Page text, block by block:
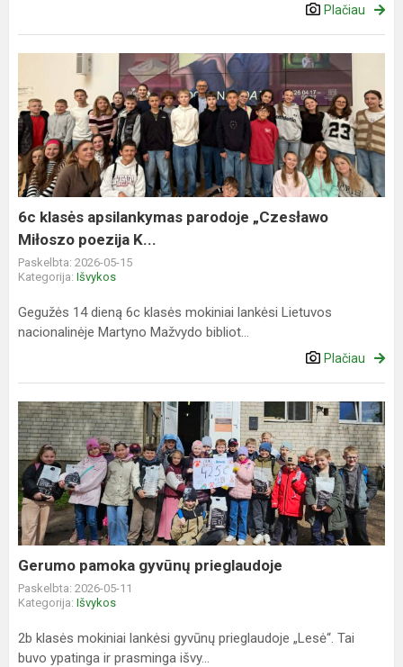
Plačiau
klasės
apsilankymas
parodoje
„Czesławo
Miłoszo
poezija
K...
6c klasės apsilankymas parodoje „Czesławo
Miłoszo poezija K...
Paskelbta: 2026-05-15
Kategorija: Išvykos
Gegužės 14 dieną 6c klasės mokiniai lankėsi Lietuvos
nacionalinėje Martyno Mažvydo bibliot...
Plačiau
Gerumo
pamoka
gyvūnų
prieglaudoje
Gerumo pamoka gyvūnų prieglaudoje
Paskelbta: 2026-05-11
Kategorija: Išvykos
2b klasės mokiniai lankėsi gyvūnų prieglaudoje „Lesė“. Tai
buvo ypatinga ir prasminga išvy...